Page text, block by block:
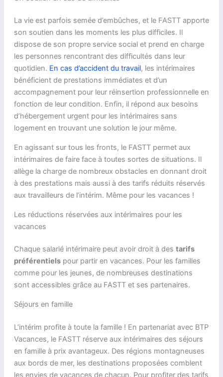
La vie est parfois semée d’embûches, et le FASTT apporte
son soutien dans les moments les plus difficiles. Il
dispose de son propre service social et prend en charge
les personnes rencontrant des difficultés dans leur
quotidien. En cas d’accident du travail, les intérimaires
bénéficient de prestations immédiates et d’un
accompagnement pour leur réinsertion professionnelle en
fonction de leur condition. Enfin, il répond aux besoins
d’hébergement urgent pour les intérimaires sans
logement en trouvant une solution le jour même.
En agissant sur tous les fronts, le FASTT permet aux
intérimaires de faire face à toutes sortes de situations. Il
allège la charge de nombreux obstacles en donnant droit
à des prestations mais aussi à des tarifs réduits réservés
aux travailleurs de l’intérim. Même pour les vacances !
Les réductions réservées aux intérimaires pour les
vacances
Chaque salarié intérimaire peut avoir droit à des tarifs
préférentielspour partir en vacances. Pour les familles
comme pour les jeunes, de nombreuses destinations
sont accessibles grâce au FASTT et ses partenaires.
Séjours en famille
L’intérim profite à toute la famille ! En partenariat avec BTP
Vacances, le FASTT réserve aux intérimaires des séjours
en famille à prix avantageux. Des régions montagneuses
aux bords de mer, les destinations proposées comblent
les envies de vacances de chacun. Pour profiter des tarifs